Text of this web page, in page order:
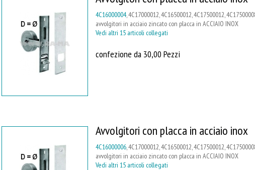
4C16000004, 4C17000012, 4C16500012, 4C17500012,
avvolgitori in acciaio zincato con placca in ACCIAIO INOX
Vedi altri 15 articoli collegati
confezione da 30,00 Pezzi
Avvolgitori con placca in acciaio inox
4C16000006, 4C17000012, 4C16500012, 4C17500012,
avvolgitori in acciaio zincato con placca in ACCIAIO INOX
Vedi altri 15 articoli collegati